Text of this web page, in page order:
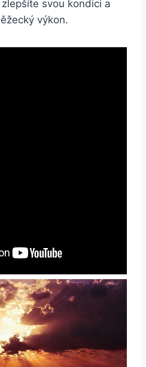
svou kondici a
výkon.